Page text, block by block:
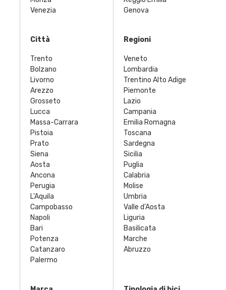
Venezia
Genova
Città
Trento
Bolzano
Livorno
Arezzo
Grosseto
Lucca
Massa-Carrara
Pistoia
Prato
Siena
Aosta
Ancona
Perugia
L'Aquila
Campobasso
Napoli
Bari
Potenza
Catanzaro
Palermo
Regioni
Veneto
Lombardia
Trentino Alto Adige
Piemonte
Lazio
Campania
Emilia Romagna
Toscana
Sardegna
Sicilia
Puglia
Calabria
Molise
Umbria
Valle d'Aosta
Liguria
Basilicata
Marche
Abruzzo